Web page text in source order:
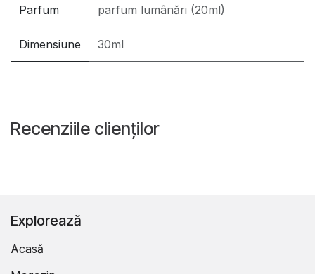
Parfum parfum lumânări (20ml)
Dimensiune 30ml
Recenziile clienților
Explorează
Acasă